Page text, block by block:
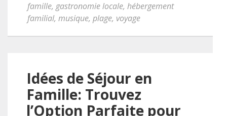
famille, gastronomie locale, hébergement
familial, musique, plage, voyage
Idées de Séjour en
Famille: Trouvez
l’Option Parfaite pour